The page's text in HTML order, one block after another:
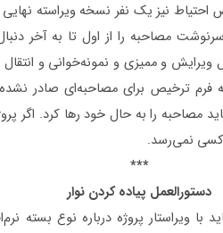
نیز یک نفر نسخه ویراسته نهایی
مصاحبه را از اول تا به آخر
ویرایش و ممیزی و نمونه‌خوانی و
فرم ترخیص برای مصاحبه‌ای صادر
را به حال خود رها کرد. اگر
کسی نمی‌رسد.
***
دستورالعمل پیاده کردن نوار
با ویراستار پروژه درباره نوع بسته